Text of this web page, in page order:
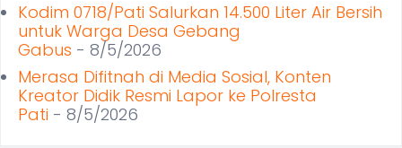
Kodim 0718/Pati Salurkan 14.500 Liter Air Bersih
untuk Warga Desa Gebang
Gabus - 8/5/2026
Merasa Difitnah di Media Sosial, Konten
Kreator Didik Resmi Lapor ke Polresta
Pati - 8/5/2026